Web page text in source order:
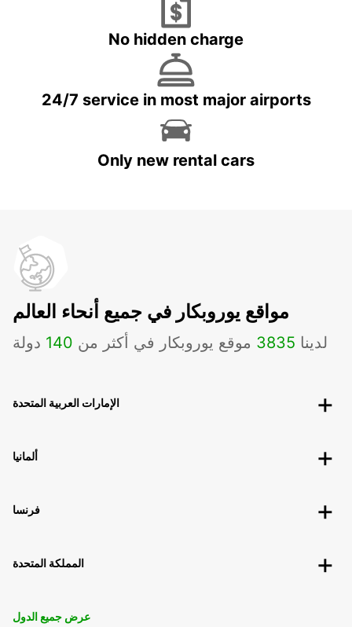
No hidden charge
24/7 service in most major airports
Only new rental cars
مواقع يوروبكار في جميع أنحاء العالم
لدينا 3835 موقع يوروبكار في أكثر من 140 دولة
الإمارات العربية المتحدة
ألمانيا
فرنسا
المملكة المتحدة
عرض جميع الدول